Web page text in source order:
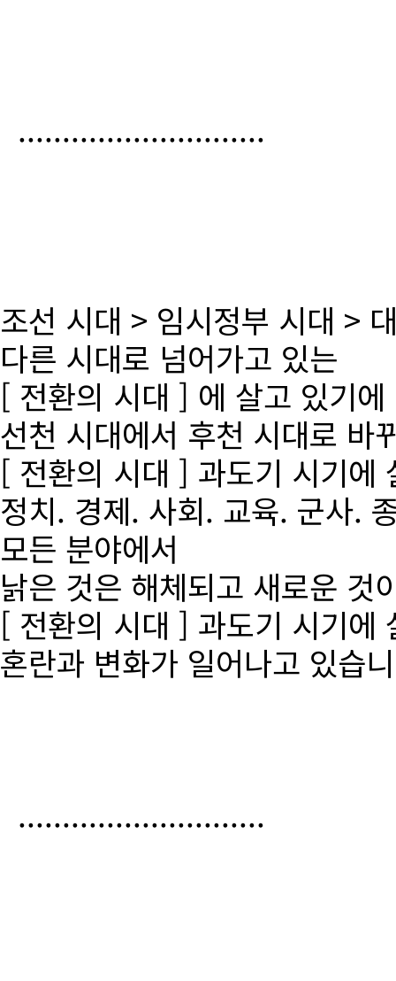
............................
조선 시대 > 임시정부 시대 >
다른 시대로 넘어가고 있는
[ 전환의 시대 ] 에 살고 있기에
선천 시대에서 후천 시대로 바
[ 전환의 시대 ] 과도기 시기에
정치. 경제. 사회. 교육. 군사.
모든 분야에서
낡은 것은 해체되고 새로운 것
[ 전환의 시대 ] 과도기 시기에
혼란과 변화가 일어나고 있습
............................